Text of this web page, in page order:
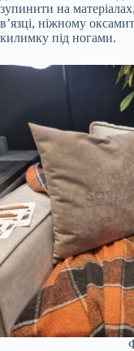
зупинити на
в’язці, ніжному
килимку під ногами.